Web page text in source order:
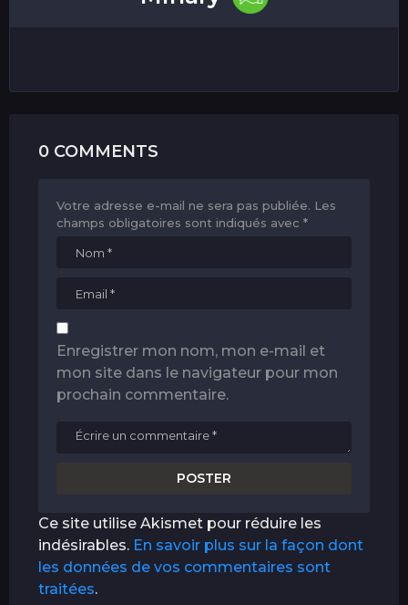
0 COMMENTS
Votre adresse e-mail ne sera pas publiée. Les
champs obligatoires sont indiqués avec *
Enregistrer mon nom, mon e-mail et
mon site dans le navigateur pour mon
prochain commentaire.
Ce site utilise Akismet pour réduire les
indésirables. En savoir plus sur la façon dont
les données de vos commentaires sont
traitées.